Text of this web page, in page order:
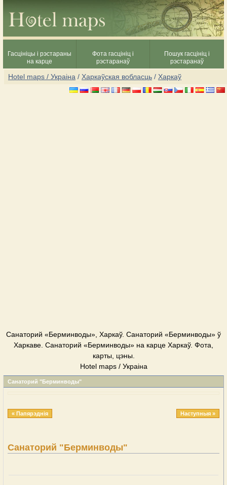
Гасцініцы і рэстараны
на карце
Фота гасцініц і
рэстаранаў
Пошук гасцініц і
рэстаранаў
Hotel maps / Украіна / Харкаўская вобласць / Харкаў
Cанаторий «Берминводы», Харкаў. Cанаторий «Берминводы» ў
Харкаве. Cанаторий «Берминводы» на карце Харкаў. Фота,
карты, цэны.
Hotel maps / Украіна
Cанаторий "Берминводы"
« Папярэднія Наступныя »
Cанаторий "Берминводы"